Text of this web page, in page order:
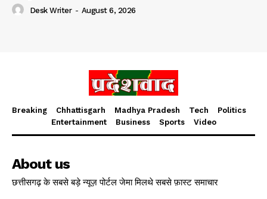
Desk Writer - August 6, 2026
Breaking Chhattisgarh Madhya Pradesh Tech
Politics
Entertainment
Business Sports Video
About us
छत्तीसगढ़ के सबसे बड़े न्यूज़ पोर्टल जेमा मिलथे सबसे फ़ास्ट समाचार